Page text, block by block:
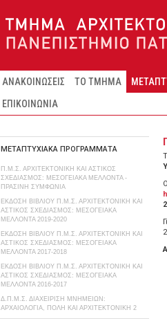
ΑΝΑΚΟΙΝΩΣΕΙΣ ΤΟ ΤΜΗΜΑ
ΕΠΙΚΟΙΝΩΝΙΑ
ΜΕΤΑΠΤΥΧΙΑΚΑ ΠΡΟΓΡΑΜΜΑΤΑ
Π.Μ.Σ. ΑΡΧΙΤΕΚΤΟΝΙΚΗ ΚΑΙ ΑΣΤΙΚΟΣ
ΣΧΕΔΙΑΣΜΟΣ: ΜΕΣΟΓΕΙΑΚΑ ΜΕΛΛΟΝΤΑ -
ΠΡΑΣΙΝΗ ΣΥΜΦΩΝΙΑ
ΕΚΔΟΣΗ ΒΙΒΛΙΟΥ Π.Μ.Σ. ΑΡΧΙΤΕΚΤΟΝΙΚΗ ΚΑΙ
ΑΣΤΙΚΟΣ ΣΧΕΔΙΑΣΜΟΣ: ΜΕΣΟΓΕΙΑΚΑ
ΜΕΛΛΟΝΤΑ 2019-2020
ΕΚΔΟΣΗ ΒΙΒΛΙΟΥ Π.Μ.Σ. ΑΡΧΙΤΕΚΤΟΝΙΚΗ ΚΑΙ
ΑΣΤΙΚΟΣ ΣΧΕΔΙΑΣΜΟΣ: ΜΕΣΟΓΕΙΑΚΑ
ΜΕΛΛΟΝΤΑ 2017-2018
ΕΚΔΟΣΗ ΒΙΒΛΙΟΥ Π.Μ.Σ. ΑΡΧΙΤΕΚΤΟΝΙΚΗ ΚΑΙ
ΑΣΤΙΚΟΣ ΣΧΕΔΙΑΣΜΟΣ: ΜΕΣΟΓΕΙΑΚΑ
ΜΕΛΛΟΝΤΑ 2016-2017
Δ.Π.Μ.Σ. ΔΙΑΧΕΙΡΙΣΗ ΜΝΗΜΕΙΩΝ:
ΑΡΧΑΙΟΛΟΓΙΑ, ΠΟΛΗ ΚΑΙ ΑΡΧΙΤΕΚΤΟΝΙΚΗ 2